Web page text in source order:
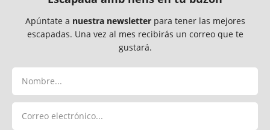
Apúntate a nuestra newsletterpara tener las mejores
escapadas. Una vez al mes recibirás un correo que te
gustará.